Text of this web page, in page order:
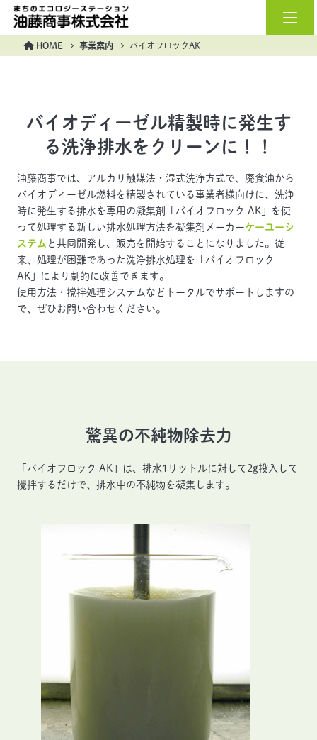
油藤商事株式会社
HOME 事業案内 バイオフロックAK
バイオディーゼル精製時に発生す
る洗浄排水をクリーンに！！
油藤商事では、アルカリ触媒法・湿式洗浄方式で、廃食油から
バイオディーゼル燃料を精製されている事業者様向けに、洗浄
時に発生する排水を専用の凝集剤「バイオフロック AK」を使
って処理する新しい排水処理方法を凝集剤メーカーケーユーシ
ステム と共同開発し、販売を開始することになりました。従
来、処理が困難であった洗浄排水処理を「バイオフロック
AK」により劇的に改善できます。
使用方法・撹拌処理システムなどトータルでサポートしますの
で、ぜひお問い合わせください。
驚異の不純物除去力
「バイオフロック AK」は、排水1リットルに対して2g投入して
攪拌するだけで、排水中の不純物を凝集します。